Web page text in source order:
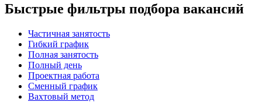
Быстрые фильтры подбора вакансий
Частичная занятость
Гибкий график
Полная занятость
Полный день
Проектная работа
Сменный график
Вахтовый метод